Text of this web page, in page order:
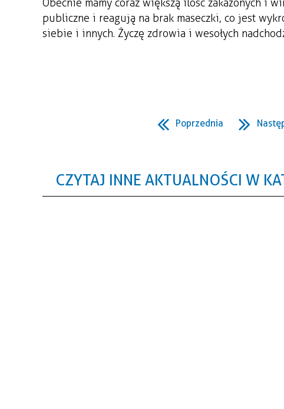
Obecnie mamy coraz większą ilość zakażonych i
publiczne i reagują na brak maseczki, co jest
siebie i innych. Życzę zdrowia i wesołych
Poprzednia
CZYTAJ INNE AKTUALNOŚCI W